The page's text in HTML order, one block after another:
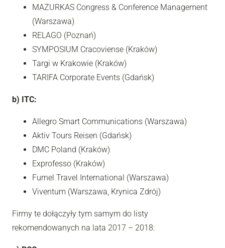
MAZURKAS Congress & Conference Management
(Warszawa)
RELAGO (Poznań)
SYMPOSIUM Cracoviense (Kraków)
Targi w Krakowie (Kraków)
TARIFA Corporate Events (Gdańsk)
b) ITC:
Allegro Smart Communications (Warszawa)
Aktiv Tours Reisen (Gdańsk)
DMC Poland (Kraków)
Exprofesso (Kraków)
Furnel Travel International (Warszawa)
Viventum (Warszawa, Krynica Zdrój)
Firmy te dołączyły tym samym do listy
rekomendowanych na lata 2017 – 2018: